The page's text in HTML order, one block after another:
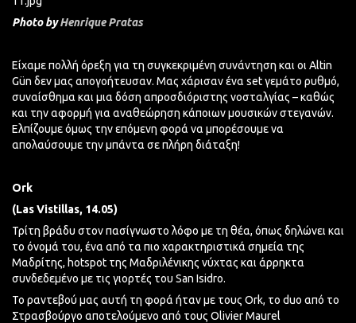
Photo byHenrique Pratas
Είχαμε πολλή όρεξη για τη συγκεκριμένη συνάντηση και οι Altin
Gün δεν μας απογοήτευσαν. Μας χάρισαν ένα set γεμάτο ρυθμό,
συναίσθημα και μια δόση απροσδιόριστης νοσταλγίας – καθώς
και την αφορμή για αναθεώρηση κάποιων μουσικών στεγανών.
Ελπίζουμε όμως την επόμενη φορά να μπορέσουμε να
απολαύσουμε την μπάντα σε πλήρη διάταξη!
Ork
(LasVistillas, 14.05)
Τρίτη βράδυ στον πασίγνωστο λόφο με τη θέα, όπως δηλώνει και
το όνομά του, ένα από τα πιο χαρακτηριστικά σημεία της
Μαδρίτης, hotspot της Μαδριλένικης νύχτας και άρρηκτα
συνδεδεμένο με τις γιορτές του San Isidro.
Το ραντεβού μας αυτή τη φορά ήταν με τους Ork, το duo από το
Στρασβούργο αποτελούμενο από τους Olivier Maurel